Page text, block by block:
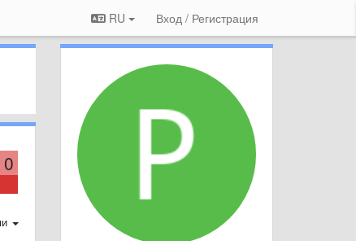
RU Вход / Регистрация
0